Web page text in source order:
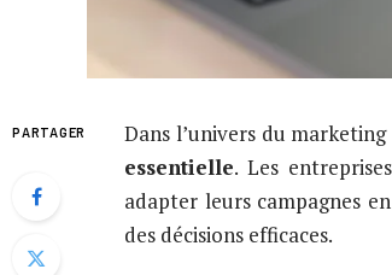
PARTAGER Dans l’univers du
essentielle. Les
adapter leurs campagnes
des décisions efficaces.